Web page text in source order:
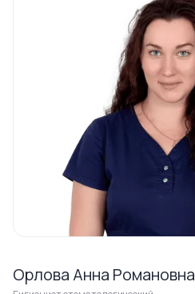
Орлова Анна Романовна